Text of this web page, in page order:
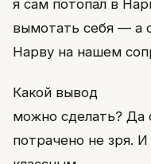
я сам потопал в
вымотать себя — а
Нарву на нашем
Какой вывод
можно сделать?
потрачено не зря.